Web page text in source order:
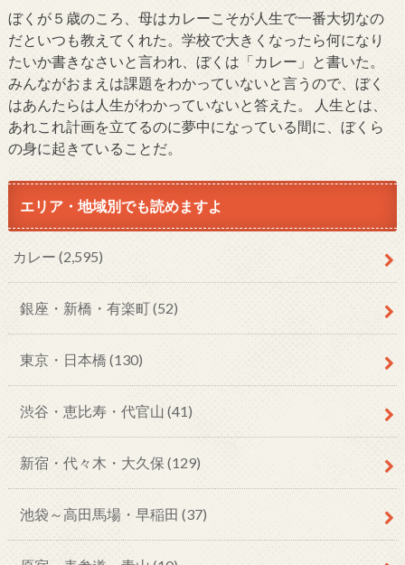
ぼくが５歳のころ、母はカレーこそが人生で一番大切なの
だといつも教えてくれた。学校で大きくなったら何になり
たいか書きなさいと言われ、ぼくは「カレー」と書いた。
みんながおまえは課題をわかっていないと言うので、ぼく
はあんたらは人生がわかっていないと答えた。 人生とは、
あれこれ計画を立てるのに夢中になっている間に、ぼくら
の身に起きていることだ。
エリア・地域別でも読めますよ
カレー (2,595)
銀座・新橋・有楽町(52)
東京・日本橋 (130)
渋谷・恵比寿・代官山 (41)
新宿・代々木・大久保 (129)
池袋～高田馬場・早稲田 (37)